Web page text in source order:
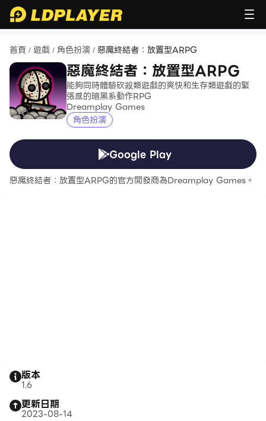
首頁 / 遊戲 / 角色扮演 / 惡魔終結者：放置型ARPG
惡魔終結者：放置型ARPG
能夠同時體驗砍殺類遊戲的爽快和生存類遊戲的緊
張感的暗黑系動作RPG
Dreamplay Games
角色扮演
Google Play
惡魔終結者：放置型ARPG的官方開發商為Dreamplay Games。
版本
1.6
更新日期
2023-08-14